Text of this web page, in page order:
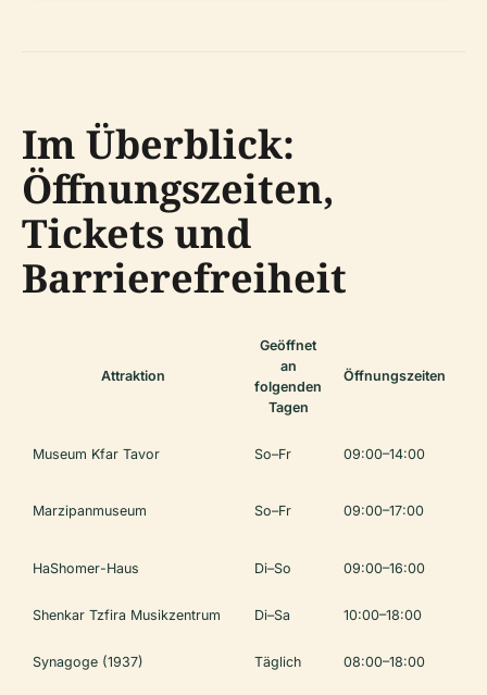
Im Überblick:
Öffnungszeiten,
Tickets und
Barrierefreiheit
Attraktion
Geöffnet
an
folgenden
Tagen
Öffnungszeiten
Museum Kfar Tavor So–Fr 09:00–14:00
Marzipanmuseum So–Fr 09:00–17:00
HaShomer-Haus Di–So 09:00–16:00
Shenkar Tzfira Musikzentrum Di–Sa 10:00–18:00
Synagoge (1937) Täglich 08:00–18:00